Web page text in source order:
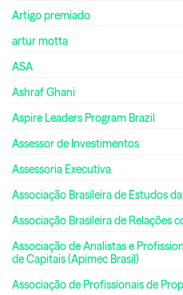
Artigo premiado
artur motta
ASA
Ashraf Ghani
Aspire Leaders Program Brazil
Assessor de Investimentos
Assessoria Executiva
Associação Brasileira de Estudos
Associação Brasileira de Relações
Associação de Analistas e
de Capitais (Apimec Brasil)
Associação de Profissionais de